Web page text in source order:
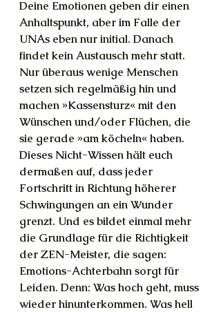
Deine Emotionen geben dir einen
Anhaltspunkt, aber im Falle der
UNAs eben nur initial. Danach
findet kein Austausch mehr statt.
Nur überaus wenige Menschen
setzen sich regelmäßig hin und
machen »Kassensturz« mit den
Wünschen und/oder Flüchen, die
sie gerade »am köcheln« haben.
Dieses Nicht-Wissen hält euch
dermaßen auf, dass jeder
Fortschritt in Richtung höherer
Schwingungen an ein Wunder
grenzt. Und es bildet einmal mehr
die Grundlage für die Richtigkeit
der ZEN-Meister, die sagen:
Emotions-Achterbahn sorgt für
Leiden. Denn: Was hoch geht, muss
wieder hinunterkommen. Was hell